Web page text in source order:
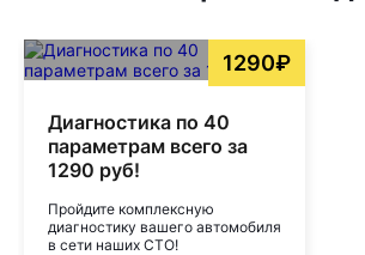
1290₽
Диагностика по 40
параметрам всего за
1290 руб!
Пройдите комплексную
диагностику вашего автомобиля
в сети наших СТО!